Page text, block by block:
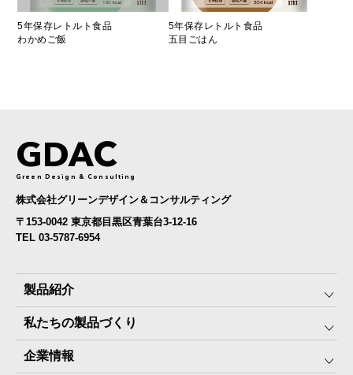
5年保存レトルト食品
わかめご飯
5年保存レトルト食品
五目ごはん
GDAC
Green Design & Consulting
株式会社グリーンデザイン＆コンサルティング
〒153-0042 東京都目黒区青葉台3-12-16
TEL 03-5787-6954
製品紹介
みんなの保存⾷
The Next Dekade10年保存
私たちの製品づくり
SDGSへの取り組み
企業情報